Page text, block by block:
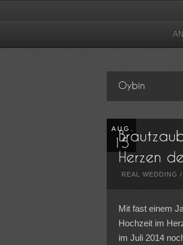
AUG.
REAL WEDDING /
Mit fast einem
Hochzeit im
im Juli 2014